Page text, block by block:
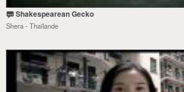
Shakespearean Gecko
Shera - Thaïlande